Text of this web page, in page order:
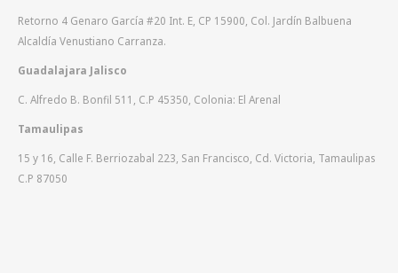
Retorno 4 Genaro García #20 Int. E, CP 15900, Col. Jardín Balbuena
Alcaldía Venustiano Carranza.
Guadalajara Jalisco
C. Alfredo B. Bonfil 511, C.P 45350, Colonia: El Arenal
Tamaulipas
15 y 16, Calle F. Berriozabal 223, San Francisco, Cd. Victoria, Tamaulipas
C.P 87050